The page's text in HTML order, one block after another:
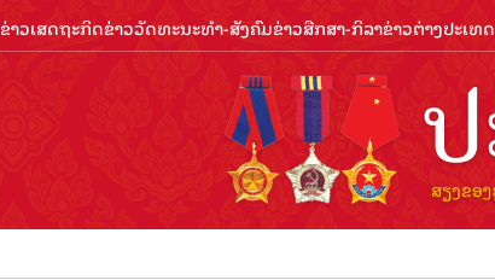
ຂ່າວເສດຖະກິດຂ່າວວັດທະນະທຳ-ສັງຄົມຂ່າວສືກສາ-ກິລາຂ່າວຕ່າງປະເທດ